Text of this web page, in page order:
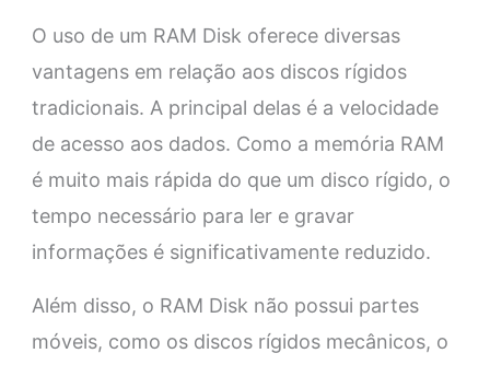
O uso de um RAM Disk oferece diversas
vantagens em relação aos discos rígidos
tradicionais. A principal delas é a velocidade
de acesso aos dados. Como a memória RAM
é muito mais rápida do que um disco rígido, o
tempo necessário para ler e gravar
informações é significativamente reduzido.
Além disso, o RAM Disk não possui partes
móveis, como os discos rígidos mecânicos, o